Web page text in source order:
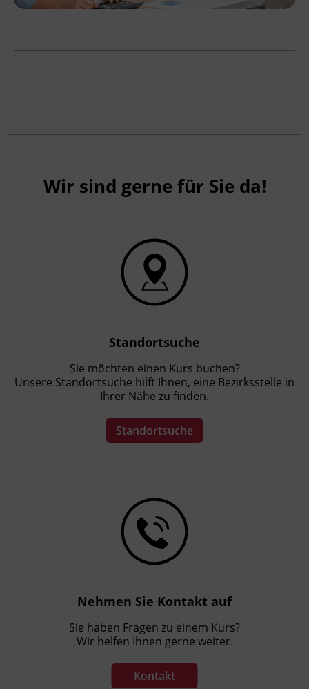
Wir sind gerne für Sie da!
Standortsuche
Sie möchten einen Kurs buchen?
Unsere Standortsuche hilft Ihnen, eine Bezirksstelle in
Ihrer Nähe zu finden.
Standortsuche
Nehmen Sie Kontakt auf
Sie haben Fragen zu einem Kurs?
Wir helfen Ihnen gerne weiter.
Kontakt